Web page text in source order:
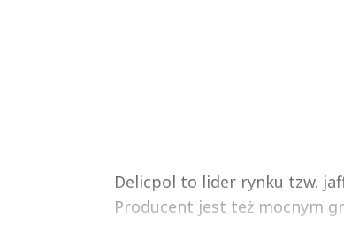
Delicpol to lider rynku tzw.
Producent jest też mocnym